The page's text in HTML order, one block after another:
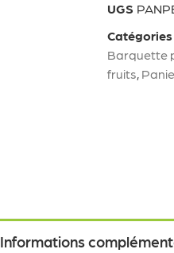
UGS
Catégories
Barquette
fruits,
Informations